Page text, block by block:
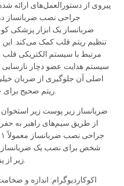
پیروی از دستورالعمل‌های ارائه
جراحی نصب ضربانساز
ضربانساز یک ابزار پزشکی
تنظیم ریتم قلب کمک می‌کند.
مرتبط با سیستم الکتریکی
سیستم هدایت عضو دچار
اصلی آن جلوگیری از ضربان
ریتم صحیح برای جلوگیری از آریتمی‌ها است.
ضربانساز زیر پوست زیر
از طریق سیم‌های راهبر به
شخص برای نصب یک ضربانساز
زیر ازانجام دهد.
اکوکاردیوگرام: اندازه و